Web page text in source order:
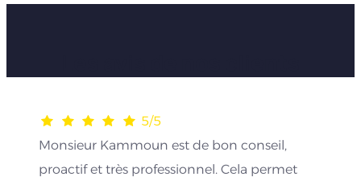
5/5
Monsieur Kammoun est de bon conseil,
proactif et très professionnel. Cela permet